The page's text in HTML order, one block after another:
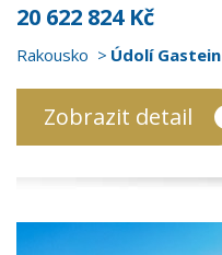
20 622 824 Kč
Rakousko Údolí Gastein
Zobrazit detail